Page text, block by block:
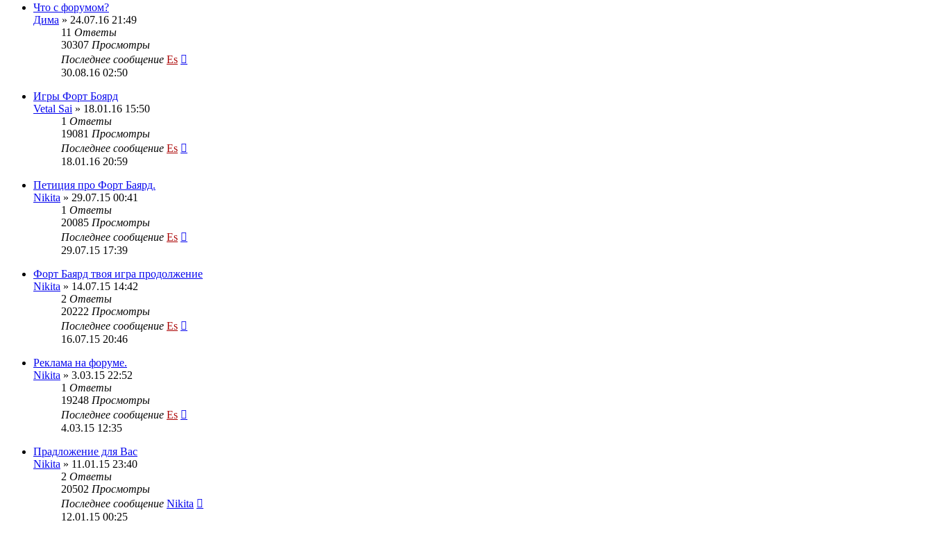
Что с форумом?
Дима » 24.07.16 21:49
11 Ответы
30307 Просмотры
Последнее сообщение Es
30.08.16 02:50
Игры Форт Боярд
Vetal Sai » 18.01.16 15:50
1 Ответы
19081 Просмотры
Последнее сообщение Es
18.01.16 20:59
Петиция про Форт Баярд.
Nikita » 29.07.15 00:41
1 Ответы
20085 Просмотры
Последнее сообщение Es
29.07.15 17:39
Форт Баярд твоя игра продолжение
Nikita » 14.07.15 14:42
2 Ответы
20222 Просмотры
Последнее сообщение Es
16.07.15 20:46
Реклама на форуме.
Nikita » 3.03.15 22:52
1 Ответы
19248 Просмотры
Последнее сообщение Es
4.03.15 12:35
Прадложение для Вас
Nikita » 11.01.15 23:40
2 Ответы
20502 Просмотры
Последнее сообщение Nikita
12.01.15 00:25